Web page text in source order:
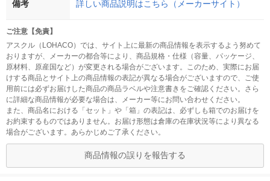
備考 詳しい商品説明はこちら（メーカーサイト）
ご注意【免責】
アスクル（LOHACO）では、サイト上に最新の商品情報を表示するよう努めて
おりますが、メーカーの都合等により、商品規格・仕様（容量、パッケージ、
原材料、原産国など）が変更される場合がございます。このため、実際にお届
けする商品とサイト上の商品情報の表記が異なる場合がございますので、ご使
用前には必ずお届けした商品の商品ラベルや注意書きをご確認ください。さら
に詳細な商品情報が必要な場合は、メーカー等にお問い合わせください。
また、商品名における「セット」や「箱」の表記は、必ずしも箱でのお届けを
お約束するものではありません。お届け形態は倉庫の在庫状況等により異なる
場合がございます。あらかじめご了承ください。
商品情報の誤りを報告する